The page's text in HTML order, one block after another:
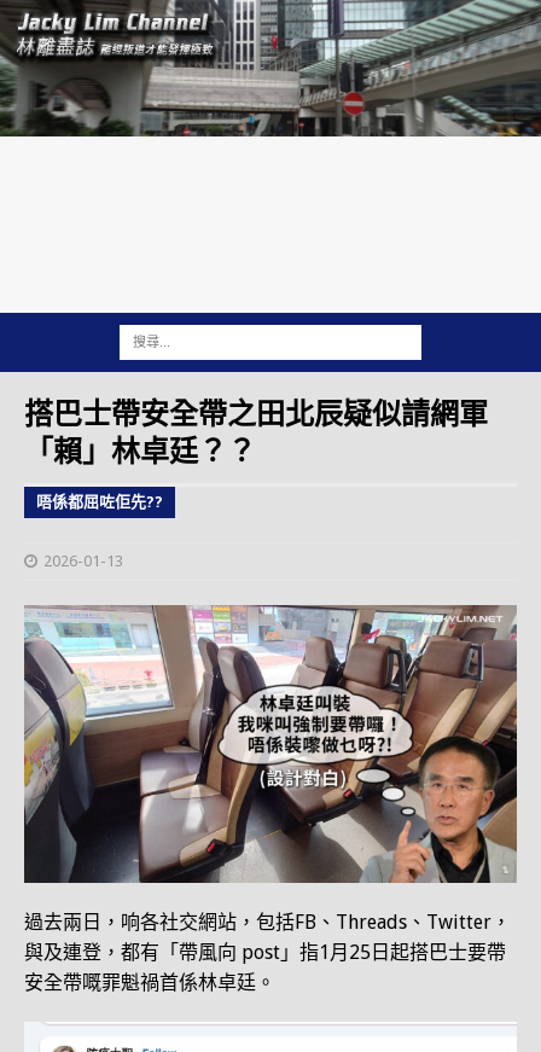
搭巴士帶安全帶之田北辰疑似請網軍
「賴」林卓廷？？
唔係都屈咗佢先??
2026-01-13
過去兩日，响各社交網站，包括FB、Threads、Twitter，
與及連登，都有「帶風向 post」指1月25日起搭巴士要帶
安全帶嘅罪魁禍首係林卓廷。